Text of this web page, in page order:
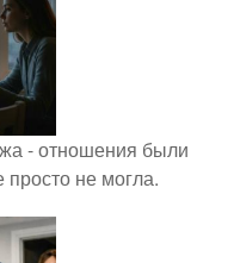
- отношения были
не могла.